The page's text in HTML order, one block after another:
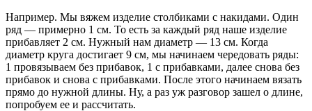
Например. Мы вяжем изделие столбиками с накидами. Один
ряд — примерно 1 см. То есть за каждый ряд наше изделие
прибавляет 2 см. Нужный нам диаметр — 13 см. Когда
диаметр круга достигает 9 см, мы начинаем чередовать ряды:
1 провязываем без прибавок, 1 с прибавками, далее снова без
прибавок и снова с прибавками. После этого начинаем вязать
прямо до нужной длины. Ну, а раз уж разговор зашел о длине,
попробуем ее и рассчитать.